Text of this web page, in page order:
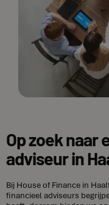
Op zoek naar
adviseur in
Bij House of Finance in
financieel adviseurs